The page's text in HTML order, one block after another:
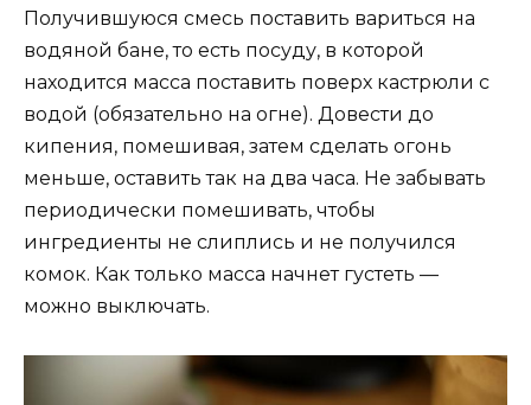
Получившуюся смесь поставить вариться на
водяной бане, то есть посуду, в которой
находится масса поставить поверх кастрюли с
водой (обязательно на огне). Довести до
кипения, помешивая, затем сделать огонь
меньше, оставить так на два часа. Не забывать
периодически помешивать, чтобы
ингредиенты не слиплись и не получился
комок. Как только масса начнет густеть —
можно выключать.